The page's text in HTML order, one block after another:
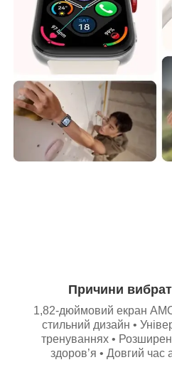
Причини
1,82-дюймовий екран
стильний дизайн •
тренуваннях •
здоров’я • Довгий час